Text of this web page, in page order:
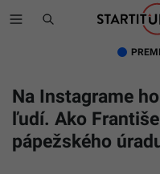
Na Instagrame
ľudí. Ako
pápežského